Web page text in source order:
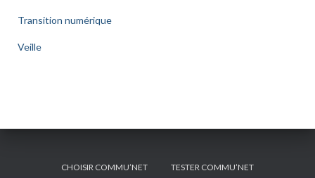
Transition numérique
Veille
CHOISIR COMMU’NET TESTER COMMU’NET